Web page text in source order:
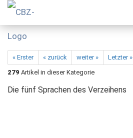
« Erster « zurück weiter »
Letzter »
279 Artikel in dieser Kategorie
Die fünf Sprachen des Verzeihens